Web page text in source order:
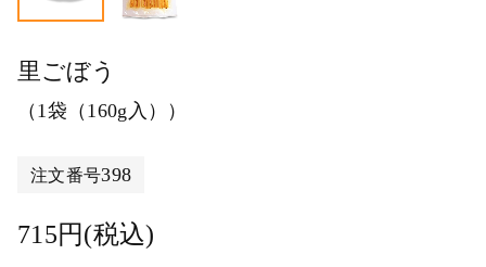
里ごぼう
（1袋（160g入））
注文番号398
715円(税込)